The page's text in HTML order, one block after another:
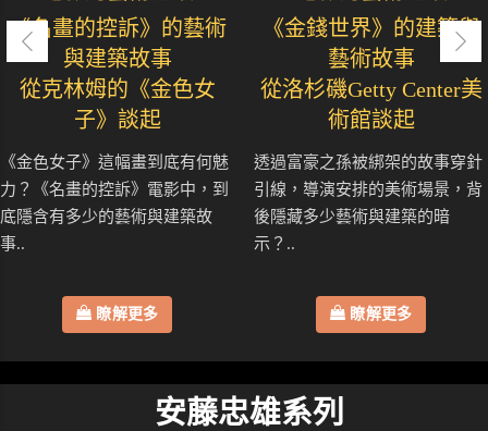
《名畫的控訴》的藝術
與建築故事
從克林姆的《金色女
子》談起
《金色女子》這幅畫到底有何魅
力？《名畫的控訴》電影中，到
底隱含有多少的藝術與建築故
事..
瞭解更多
《金錢世界》的建築與
藝術故事
從洛杉磯Getty Center美
術館談起
透過富豪之孫被綁架的故事穿針
引線，導演安排的美術場景，背
後隱藏多少藝術與建築的暗
示？..
瞭解更多
安藤忠雄系列